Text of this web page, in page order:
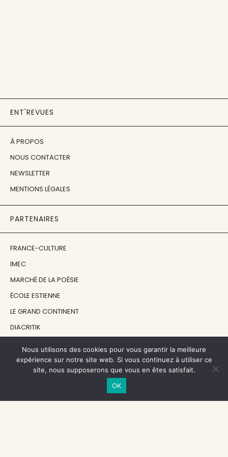
ENT'REVUES
À PROPOS
NOUS CONTACTER
NEWSLETTER
MENTIONS LÉGALES
PARTENAIRES
FRANCE-CULTURE
IMEC
MARCHÉ DE LA POÉSIE
ÉCOLE ESTIENNE
LE GRAND CONTINENT
DIACRITIK
NOS SOUTIENS
CENTRE NATIONAL DU LIVRE
Nous utilisons des cookies pour vous garantir la meilleure
expérience sur notre site web. Si vous continuez à utiliser ce
site, nous supposerons que vous en êtes satisfait.
OK